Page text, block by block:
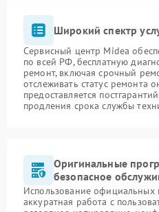
Широкий спектр
Сервисный центр Midea
по всей РФ, бесплатную
ремонт, включая срочный
отслеживать статус ремонта
предоставляется
продления срока службы
Оригинальные
безопасное
Использование
аккуратная работа с